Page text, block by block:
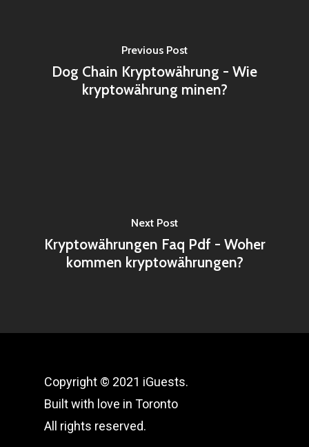
Previous Post
Dog Chain Kryptowährung - Wie
kryptowährung minen?
Next Post
Kryptowährungen Faq Pdf - Woher
kommen kryptowährungen?
Copyright © 2021 iGuests.
Built with love in Toronto
All rights reserved.